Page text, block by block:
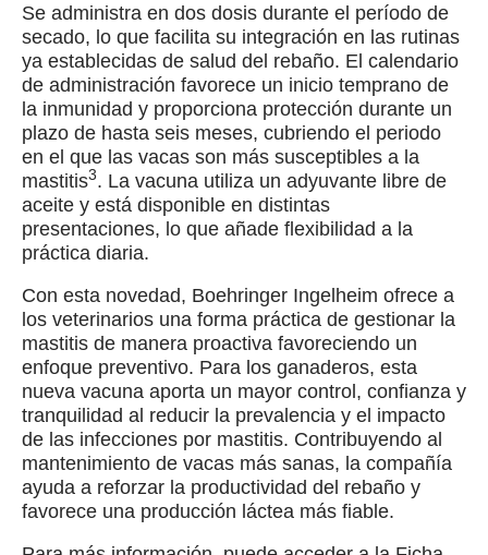
Se administra en dos dosis durante el período de
secado, lo que facilita su integración en las rutinas
ya establecidas de salud del rebaño. El calendario
de administración favorece un inicio temprano de
la inmunidad y proporciona protección durante un
plazo de hasta seis meses, cubriendo el periodo
en el que las vacas son más susceptibles a la
mastitis3. La vacuna utiliza un adyuvante libre de
aceite y está disponible en distintas
presentaciones, lo que añade flexibilidad a la
práctica diaria.
Con esta novedad, Boehringer Ingelheim ofrece a
los veterinarios una forma práctica de gestionar la
mastitis de manera proactiva favoreciendo un
enfoque preventivo. Para los ganaderos, esta
nueva vacuna aporta un mayor control, confianza y
tranquilidad al reducir la prevalencia y el impacto
de las infecciones por mastitis. Contribuyendo al
mantenimiento de vacas más sanas, la compañía
ayuda a reforzar la productividad del rebaño y
favorece una producción láctea más fiable.